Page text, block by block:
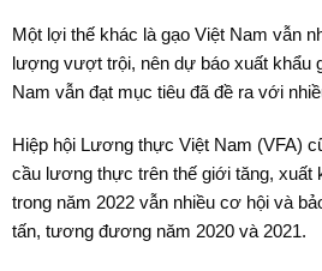
Một lợi thế khác là gạo Việt Nam vẫn
lượng vượt trội, nên dự báo xuất khẩu
Nam vẫn đạt mục tiêu đã đề ra với
Hiệp hội Lương thực Việt Nam (VFA)
cầu lương thực trên thế giới tăng, xuất
trong năm 2022 vẫn nhiều cơ hội và
tấn, tương đương năm 2020 và 2021.